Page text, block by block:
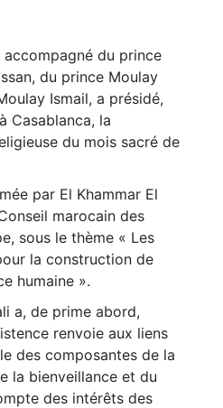
du prince
du prince Moulay
Ismail, a présidé,
Casablanca, la
du mois sacré de
par El Khammar El
marocain des
sous le thème « Les
la construction de
humaine ».
a, de prime abord,
renvoie aux liens
des composantes de la
la bienveillance et du
des intérêts des